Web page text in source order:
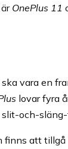
OnePlus 11
vara en
lovar fyra
och-
att